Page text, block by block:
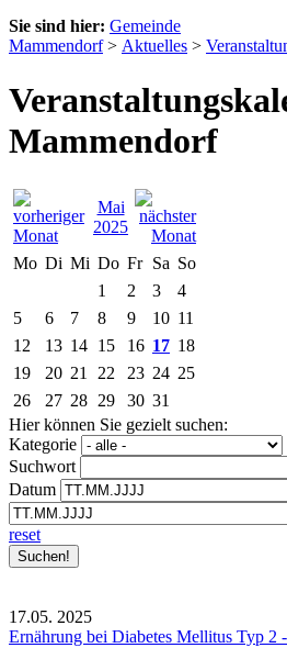
Sie sind hier: Gemeinde
Mammendorf> Aktuelles >
Mammendorf
Mai
2025
Mo Di Mi Do Fr Sa So
1
2 3
4
5
6 7 8 9 10 11
12
13 14 15 16 17 18
19
20 21 22 23 24 25
26
27 28 29 30 31
Hier können Sie gezielt suchen:
Kategorie
Suchwort
Datum
reset
17.05. 2025
Ernährung bei Diabetes Mellitus Typ 2